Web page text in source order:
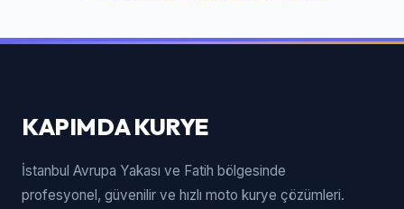
KAPIMDA KURYE
İstanbul Avrupa Yakası ve Fatih bölgesinde
profesyonel, güvenilir ve hızlı moto kurye çözümleri.